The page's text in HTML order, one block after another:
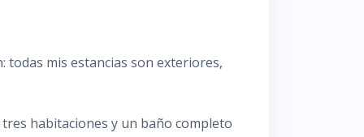
todas mis estancias son exteriores,
habitaciones y un baño completo